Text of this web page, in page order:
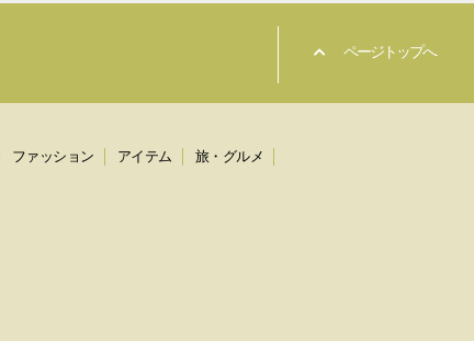
ページトップへ
ファッション アイテム
旅・グルメ